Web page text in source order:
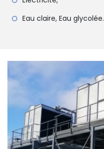
Eau claire, Eau glycolée.